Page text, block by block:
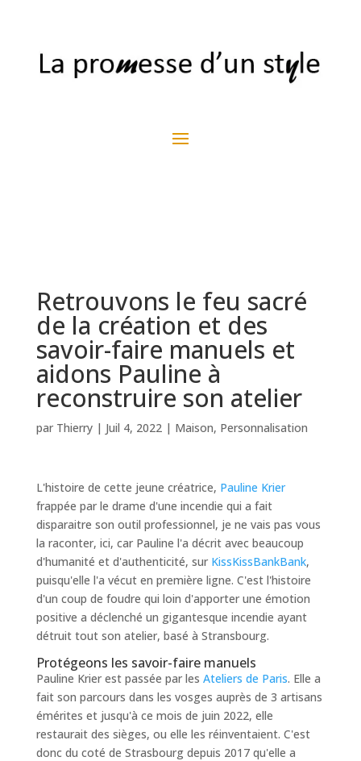
Retrouvons le feu sacré
de la création et des
savoir-faire manuels et
aidons Pauline à
reconstruire son atelier
par Thierry| Juil 4, 2022| Maison, Personnalisation
L'histoire de cette jeune créatrice, Pauline Krier
frappée par le drame d'une incendie qui a fait
disparaitre son outil professionnel, je ne vais pas vous
la raconter, ici, car Pauline l'a décrit avec beaucoup
d'humanité et d'authenticité, sur KissKissBankBank,
puisqu'elle l'a vécut en première ligne. C'est l'histoire
d'un coup de foudre qui loin d'apporter une émotion
positive a déclenché un gigantesque incendie ayant
détruit tout son atelier, basé à Stransbourg.
Protégeons les savoir-faire manuels
Pauline Krier est passée par les Ateliers de Paris. Elle a
fait son parcours dans les vosges auprès de 3 artisans
émérites et jusqu'à ce mois de juin 2022, elle
restaurait des sièges, ou elle les réinventaient. C'est
donc du coté de Strasbourg depuis 2017 qu'elle a